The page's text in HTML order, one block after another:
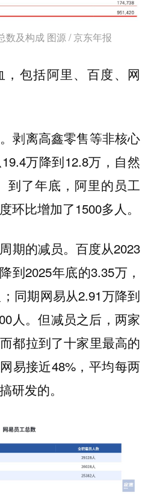
数及构成 图源 / 京东年报
包括阿里、百度、网
剥离高鑫零售等非核心
万降到12.8万，自然
到了年底，阿里的员工
环比增加了1500多人。
期的减员。百度从2023
到2025年底的3.35万，
同期网易从2.91万降到
人。但减员之后，两家
都拉到了十家里最高的
易接近48%，平均每两
研发的。